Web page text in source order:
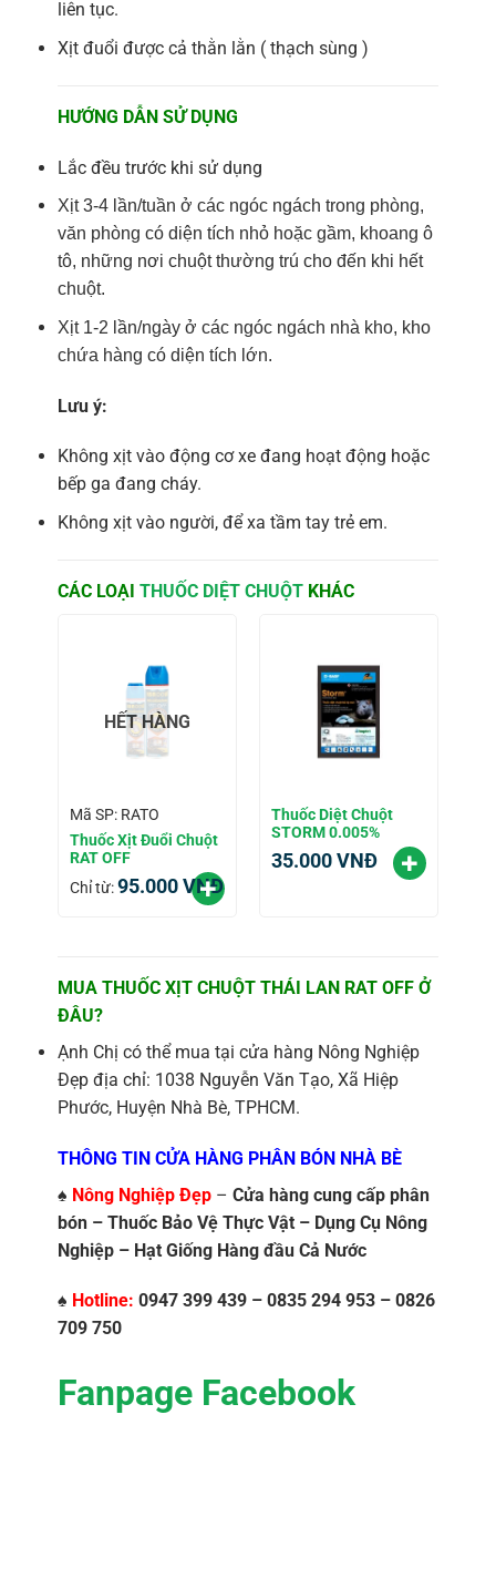
liên tục.
Xịt đuổi được cả thằn lằn ( thạch sùng )
HƯỚNG DẪN SỬ DỤNG
Lắc đều trước khi sử dụng
Xịt 3-4 lần/tuần ở các ngóc ngách trong phòng,
văn phòng có diện tích nhỏ hoặc gầm, khoang ô
tô, những nơi chuột thường trú cho đến khi hết
chuột.
Xịt 1-2 lần/ngày ở các ngóc ngách nhà kho, kho
chứa hàng có diện tích lớn.
Lưu ý:
Không xịt vào động cơ xe đang hoạt động hoặc
bếp ga đang cháy.
Không xịt vào người, để xa tầm tay trẻ em.
CÁC LOẠI THUỐC DIỆT CHUỘTKHÁC
HẾT HÀNG
Mã SP: RATO
Thuốc Xịt Đuổi Chuột
RAT OFF
Chỉ từ:95.000VNĐ
Thuốc Diệt Chuột
STORM 0.005%
35.000VNĐ
MUA THUỐC XỊT CHUỘT THÁI LAN RAT OFF Ở
ĐÂU?
Ạnh Chị có thể mua tại cửa hàng Nông Nghiệp
Đẹp địa chỉ: 1038 Nguyễn Văn Tạo, Xã Hiệp
Phước, Huyện Nhà Bè, TPHCM.
THÔNG TIN CỬA HÀNG PHÂN BÓN NHÀ BÈ
♠ Nông Nghiệp Đẹp– Cửa hàng cung cấp phân
bón – Thuốc Bảo Vệ Thực Vật – Dụng Cụ Nông
Nghiệp – Hạt Giống Hàng đầu Cả Nước
♠ Hotline: 0947 399 439 – 0835 294 953 – 0826
709 750
Fanpage Facebook